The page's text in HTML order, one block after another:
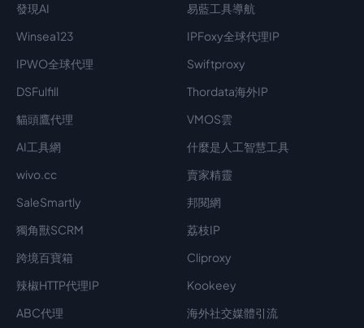
發現AI
易藍工具導航
Winsea123
IPFoxy全球代理IP
IPWO全球代理
Swiftproxy
DSFulfill
Thordata海外IP
貓頭鷹代理
VMOS雲
AI工具網
什麼是人工智慧工具
wivo.cc
賣家精靈
SaleSmartly
邦閱網
獨角獸SCRM
荔枝IP
跨境百寶箱
Cliproxy
辣椒HTTP代理IP
Kookeey
ABC代理
海外社交媒體引流